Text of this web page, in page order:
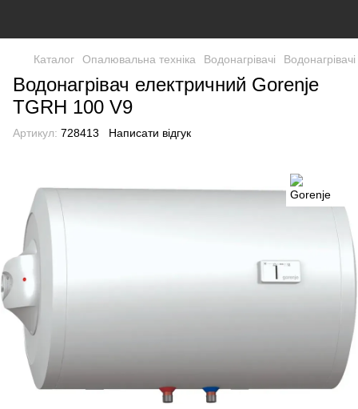
Каталог Опалювальна техніка Водонагрівачі
Водонагрівач електричний Gorenje
TGRH 100 V9
Артикул: 728413 Написати відгук